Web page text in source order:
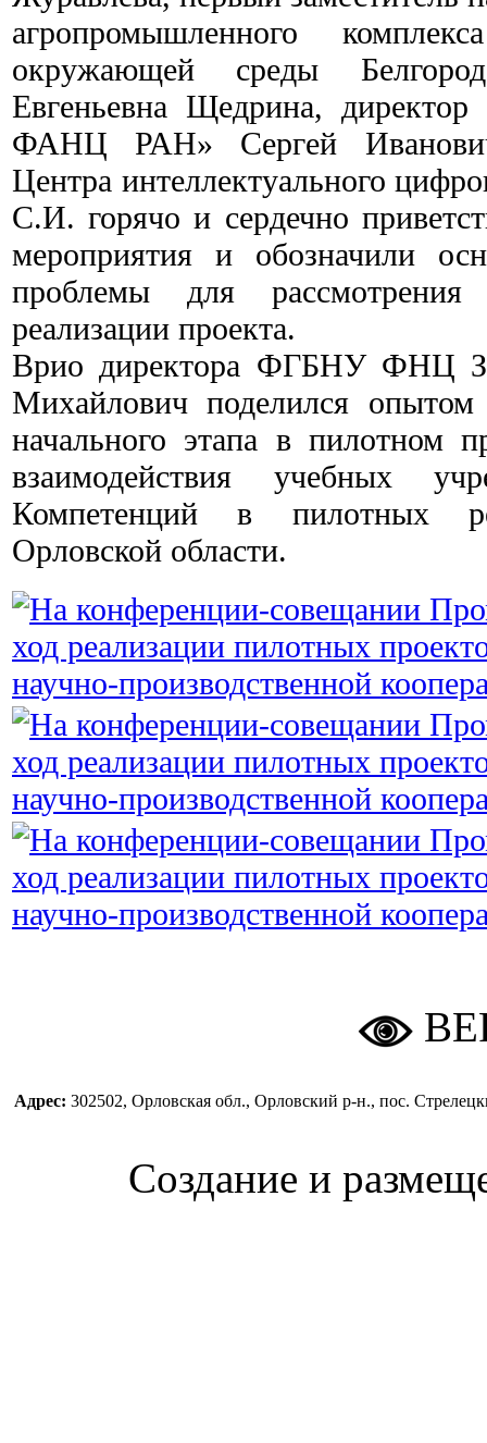
агропромышленного
окружающей среды
Евгеньевна Щедрина,
ФАНЦ РАН» Сергей
Центра интеллектуального
С.И. горячо и сердечно
мероприятия и обозначили
проблемы для
реализации проекта.
Врио директора ФГБНУ ФНЦ
Михайлович поделился
начального этапа в пилотном
взаимодействия учебных
Компетенций в пилотных
Орловской области.
Адрес: 302502, Орловская обл., Орловский р-н., пос.
Создание и